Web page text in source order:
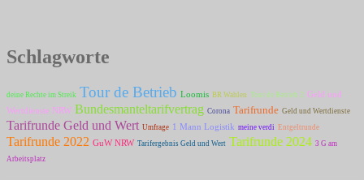
Schlagworte
deine Rechte im Streik Tour de Betrieb Loomis BR Wahlen Tour de Betrieb 2 Geld und
Wertdienste NRW Bundesmanteltarifvertrag Corona Tarifrunde Geld und Wertdienste
Tarifrunde Geld und Wert Umfrage 1 Mann Logistik meine verdi Entgeltrunde
Tarifrunde 2022 GuW NRW Tarifergebnis Geld und Wert Tarifrunde 2024 3 G am
Arbeitsplatz